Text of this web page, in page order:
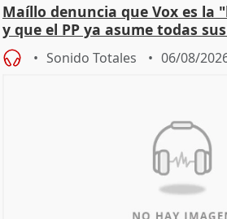
Maíllo denuncia que Vox es la
y que el PP ya asume todas
Sonido Totales 06/08/